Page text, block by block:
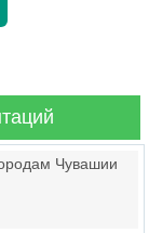
Чувашии